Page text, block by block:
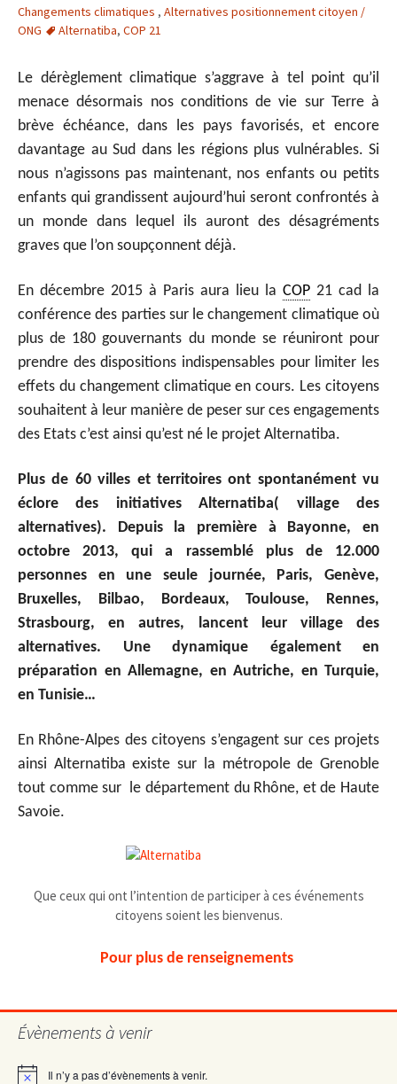
Changements climatiques , Alternatives positionnement citoyen /
ONG
Alternatiba, COP 21
Le dérèglement climatique s’aggrave à tel point qu’il
menace désormais nos conditions de vie sur Terre à
brève échéance, dans les pays favorisés, et encore
davantage au Sud dans les régions plus vulnérables. Si
nous n’agissons pas maintenant, nos enfants ou petits
enfants qui grandissent aujourd’hui seront confrontés à
un monde dans lequel ils auront des désagréments
graves que l’on soupçonnent déjà.
En décembre 2015 à Paris aura lieu la COP 21 cad la
conférence des parties sur le changement climatique où
plus de 180 gouvernants du monde se réuniront pour
prendre des dispositions indispensables pour limiter les
effets du changement climatique en cours. Les citoyens
souhaitent à leur manière de peser sur ces engagements
des Etats c’est ainsi qu’est né le projet Alternatiba.
Plus de 60 villes et territoires ont spontanément vu
éclore des initiatives Alternatiba( village des
alternatives). Depuis la première à Bayonne, en
octobre 2013, qui a rassemblé plus de 12.000
personnes en une seule journée, Paris, Genève,
Bruxelles, Bilbao, Bordeaux, Toulouse, Rennes,
Strasbourg, en autres, lancent leur village des
alternatives. Une dynamique également en
préparation en Allemagne, en Autriche, en Turquie,
en Tunisie…
En Rhône-Alpes des citoyens s’engagent sur ces projets
ainsi Alternatiba existe sur la métropole de Grenoble
tout comme sur le département du Rhône, et de Haute
Savoie.
Que ceux qui ont l’intention de participer à ces événements
citoyens soient les bienvenus.
Pour plus de renseignements
Évènements à venir
Notice Il n’y a pas d’évènements à venir.